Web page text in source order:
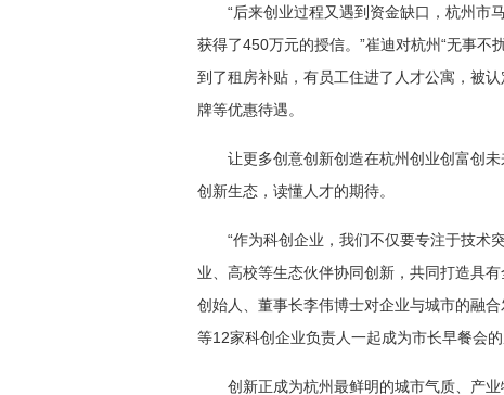
“后来创业过程又遇到资金缺口，杭州市
获得了450万元的授信。”崔迪对杭州“无事不
到了租房补贴，有员工住进了人才公寓，被
牌等优惠待遇。
让更多创意创新创造在杭州创业创富创
创新生态，读懂人才的期待。
“作为科创企业，我们不仅要专注于技术
业、高校等生态伙伴协同创新，共同打造具
创始人、董事长李伟博士对企业与城市的融
等12家科创企业负责人一起成为市长早餐会的
创新正成为杭州最鲜明的城市气质、产